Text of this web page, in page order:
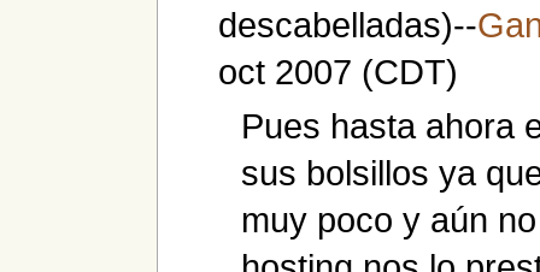
descabelladas)--
oct 2007 (CDT)
Pues hasta ahora
sus bolsillos ya
muy poco y aún